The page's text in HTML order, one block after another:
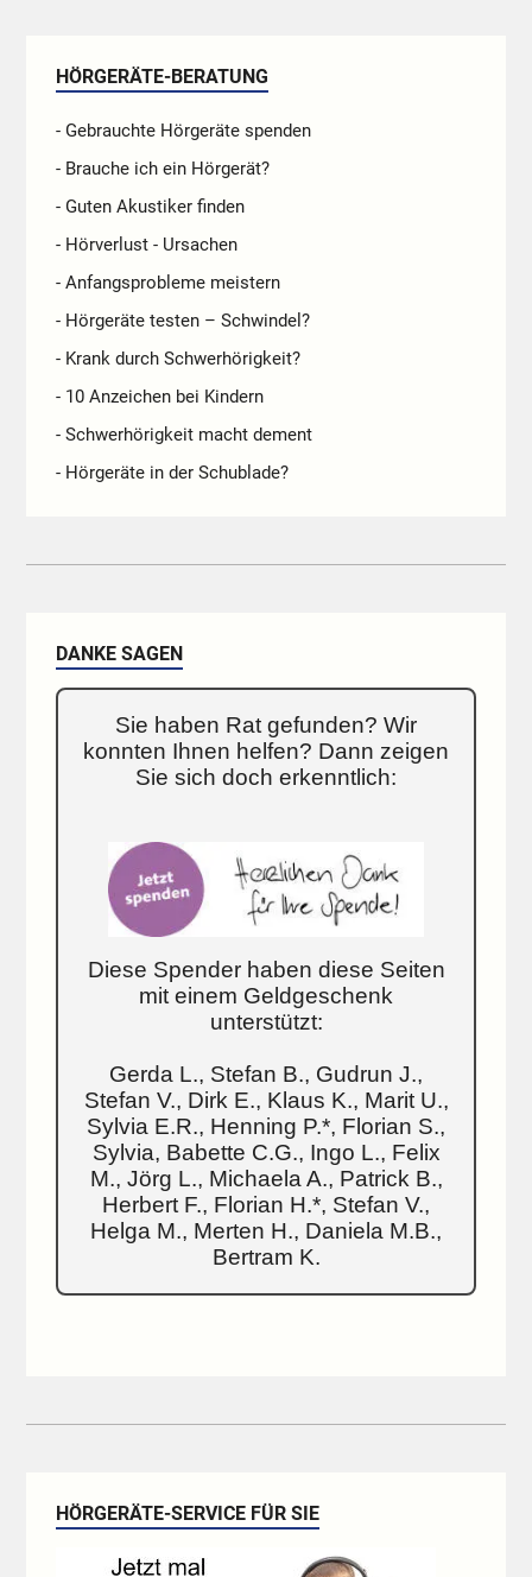
HÖRGERÄTE-BERATUNG
- Gebrauchte Hörgeräte spenden
- Brauche ich ein Hörgerät?
- Guten Akustiker finden
- Hörverlust - Ursachen
- Anfangsprobleme meistern
- Hörgeräte testen – Schwindel?
- Krank durch Schwerhörigkeit?
- 10 Anzeichen bei Kindern
- Schwerhörigkeit macht dement
- Hörgeräte in der Schublade?
DANKE SAGEN
Sie haben Rat gefunden? Wir
konnten Ihnen helfen? Dann zeigen
Sie sich doch erkenntlich:
Diese Spender haben diese Seiten
mit einem Geldgeschenk
unterstützt:
Gerda L., Stefan B., Gudrun J.,
Stefan V., Dirk E., Klaus K., Marit U.,
Sylvia E.R., Henning P.*, Florian S.,
Sylvia, Babette C.G., Ingo L., Felix
M., Jörg L., Michaela A., Patrick B.,
Herbert F., Florian H.*, Stefan V.,
Helga M., Merten H., Daniela M.B.,
Bertram K.
HÖRGERÄTE-SERVICE FÜR SIE